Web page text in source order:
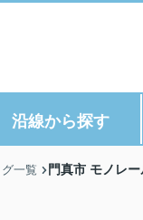
沿線から探す
グ一覧 門真市 モノレ